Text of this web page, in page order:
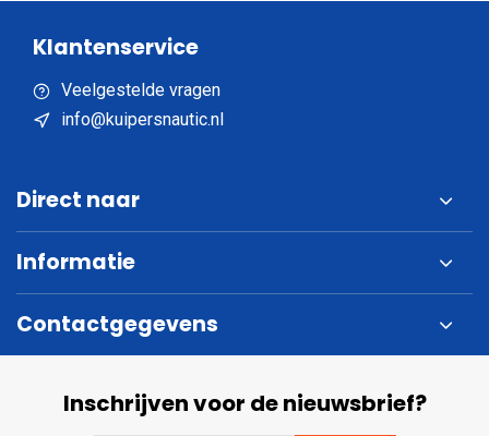
Klantenservice
Veelgestelde vragen
info@kuipersnautic.nl
Direct naar
Informatie
Contactgegevens
Inschrijven voor de nieuwsbrief?